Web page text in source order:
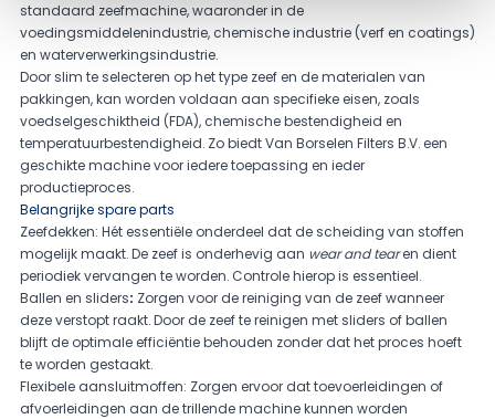
standaard zeefmachine, waaronder in de
voedingsmiddelenindustrie, chemische industrie (verf en coatings)
en waterverwerkingsindustrie.
Door slim te selecteren op het type zeef en de materialen van
pakkingen, kan worden voldaan aan specifieke eisen, zoals
voedselgeschiktheid (FDA), chemische bestendigheid en
temperatuurbestendigheid. Zo biedt Van Borselen Filters B.V. een
geschikte machine voor iedere toepassing en ieder
productieproces.
Belangrijke spare parts
Zeefdekken: Hét essentiële onderdeel dat de scheiding van stoffen
mogelijk maakt. De zeef is onderhevig aan wear and tearen dient
periodiek vervangen te worden. Controle hierop is essentieel.
Ballen en sliders: Zorgen voor de reiniging van de zeef wanneer
deze verstopt raakt. Door de zeef te reinigen met sliders of ballen
blijft de optimale efficiëntie behouden zonder dat het proces hoeft
te worden gestaakt.
Flexibele aansluitmoffen: Zorgen ervoor dat toevoerleidingen of
afvoerleidingen aan de trillende machine kunnen worden